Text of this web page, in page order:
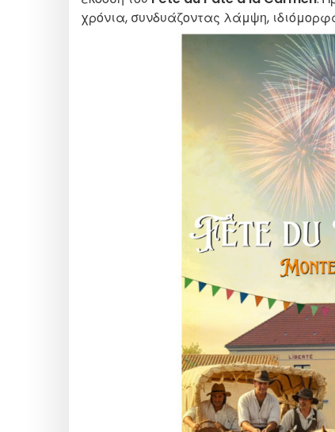
χρόνια, συνδυάζοντας λάμψη,